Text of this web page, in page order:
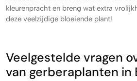
kleurenpracht en breng wat extra
deze veelzijdige bloeiende plant!
Veelgestelde vragen
van gerberaplanten in